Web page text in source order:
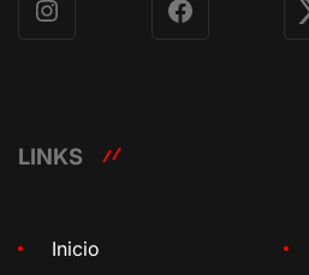
Instagram Facebook
LINKS
Inicio